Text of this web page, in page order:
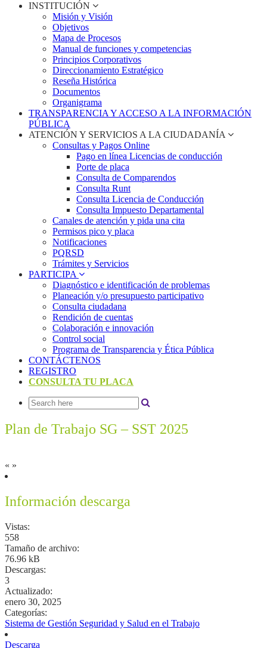
INSTITUCIÓN
Misión y Visión
Objetivos
Mapa de Procesos
Manual de funciones y competencias
Principios Corporativos
Direccionamiento Estratégico
Reseña Histórica
Documentos
Organigrama
TRANSPARENCIA Y ACCESO A LA INFORMACIÓN
PÚBLICA
ATENCIÓN Y SERVICIOS A LA CIUDADANÍA
Consultas y Pagos Online
Pago en línea Licencias de conducción
Porte de placa
Consulta de Comparendos
Consulta Runt
Consulta Licencia de Conducción
Consulta Impuesto Departamental
Canales de atención y pida una cita
Permisos pico y placa
Notificaciones
PQRSD
Trámites y Servicios
PARTICIPA
Diagnóstico e identificación de problemas
Planeación y/o presupuesto participativo​
Consulta ciudadana
Rendición de cuentas
Colaboración e innovación
Control social
Programa de Transparencia y Ética Pública
CONTÁCTENOS
REGISTRO
CONSULTA TU PLACA
Plan de Trabajo SG – SST 2025
« »
Información descarga
Vistas:
558
Tamaño de archivo:
76.96 kB
Descargas:
3
Actualizado:
enero 30, 2025
Categorías:
Sistema de Gestión Seguridad y Salud en el Trabajo
Descarga